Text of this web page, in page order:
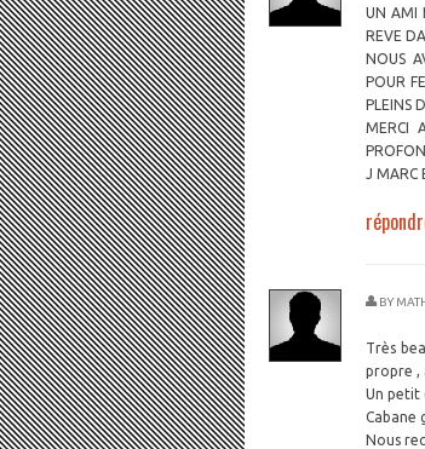
UN AMI
REVE
NOUS
POUR
PLEINS
MERCI
J MARC
BY
Très
propre ,
Un petit
Cabane
Nous